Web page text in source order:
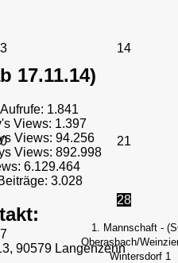
14
21
28
1. Mannschaft -
Oberasbach/
Wintersdorf 1
17.11.14)
1.841
Views: 1.397
Views: 94.256
Views: 892.998
6.129.464
3.028
90579 Langenzenn